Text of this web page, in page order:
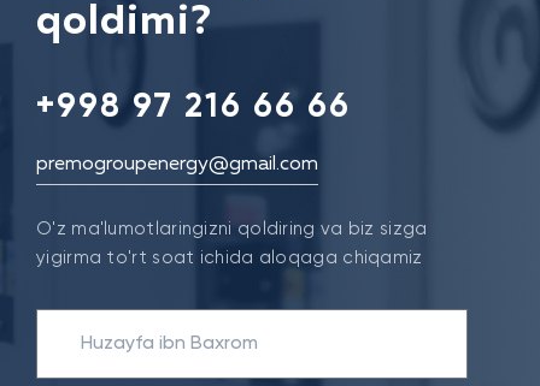
qoldimi?
+998 97 216 66 66
premogroupenergy@gmail.com
O'z ma'lumotlaringizni qoldiring va biz sizga
yigirma to'rt soat ichida aloqaga chiqamiz